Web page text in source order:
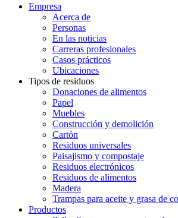
Empresa
Acerca de
Personas
En las noticias
Carreras profesionales
Casos prácticos
Ubicaciones
Tipos de residuos
Donaciones de alimentos
Papel
Muebles
Construcción y demolición
Cartón
Residuos universales
Paisajismo y compostaje
Residuos electrónicos
Residuos de alimentos
Madera
Trampas para aceite y grasa de
Productos